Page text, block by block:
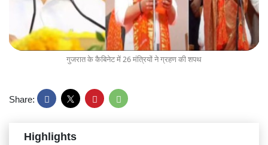
गुजरात के कैबिनेट में 26 मंत्रियों ने ग्रहण की शपथ
Share:
Highlights